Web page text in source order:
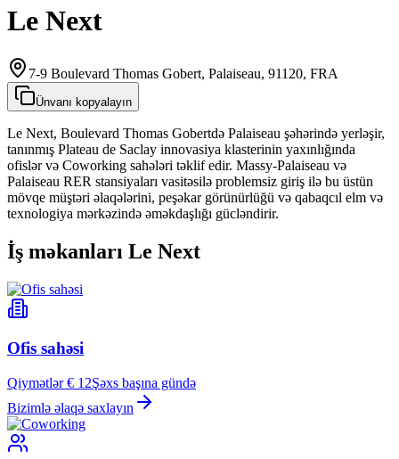
Le Next
7-9 Boulevard Thomas Gobert, Palaiseau, 91120, FRA
Ünvanı kopyalayın
Le Next, Boulevard Thomas Gobertdə Palaiseau şəhərində yerləşir,
tanınmış Plateau de Saclay innovasiya klasterinin yaxınlığında
ofislər və Coworking sahələri təklif edir. Massy‑Palaiseau və
Palaiseau RER stansiyaları vasitəsilə problemsiz giriş ilə bu üstün
mövqe müştəri əlaqələrini, peşəkar görünürlüğü və qabaqcıl elm və
texnologiya mərkəzində əməkdaşlığı gücləndirir.
İş məkanları Le Next
Ofis sahəsi
Qiymətlər € 12Şəxs başına gündə
Bizimlə əlaqə saxlayın